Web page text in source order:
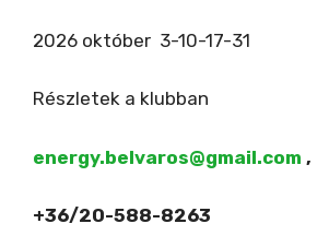
2026 október 3-10-17-31
Részletek a klubban
energy.belvaros@gmail.com ,
+36/20-588-8263